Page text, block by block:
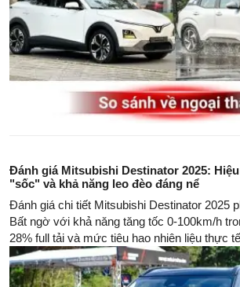
Đánh giá Mitsubishi Destinator 2025:
"sốc" và khả năng leo đèo đáng nể
Đánh giá chi tiết Mitsubishi Destinator 2025
Bất ngờ với khả năng tăng tốc 0-100km/h
28% full tải và mức tiêu hao nhiên liệu thực